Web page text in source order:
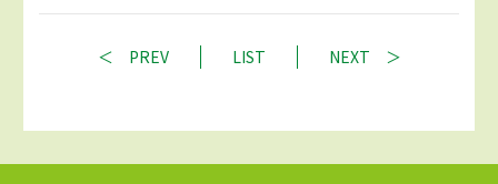
PREV LIST NEXT